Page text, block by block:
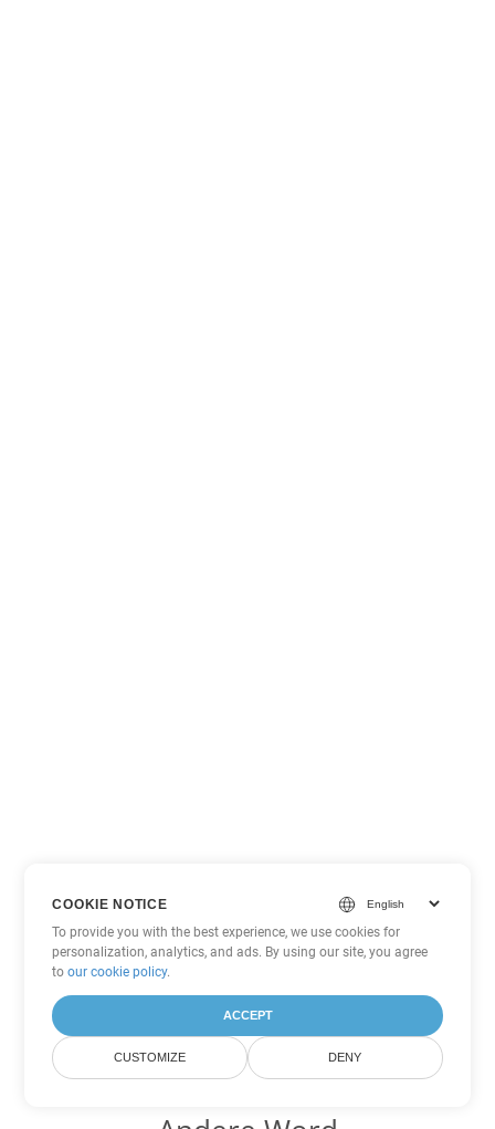
COOKIE NOTICE
To provide you with the best experience, we use cookies for
personalization, analytics, and ads. By using our site, you agree
toour cookie policy.
ACCEPT
CUSTOMIZE DENY